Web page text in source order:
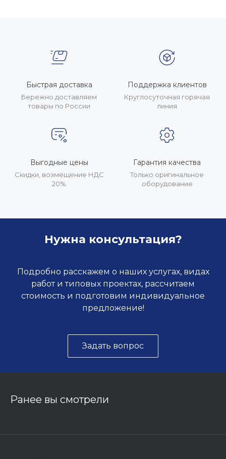
Быстрая доставка
Бережно доставляем
товары по России
Поддержка клиентов
Круглосуточная горячая
линия
Выгодные цены
Скидки, возмещение НДС
20%
Гарантия качества
Только оригинальное
оборудование
Нужна консультация?
Подробно расскажем о наших услугах, видах
работ и типовых проектах, рассчитаем
стоимость и подготовим индивидуальное
предложение!
Задать вопрос
Ранее вы смотрели